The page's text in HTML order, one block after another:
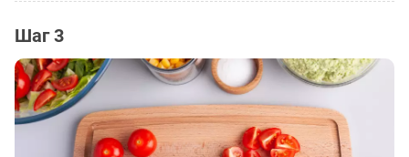
Шаг 3